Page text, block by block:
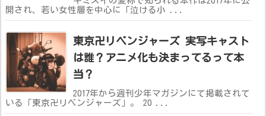
開され、若い女性層を中心に「泣ける小 ...
東京卍リベンジャーズ 実写キャスト
は誰？アニメ化も決まってるって本
当？
2017年から週刊少年マガジンにて掲載されて
いる「東京卍リベンジャーズ」。 20 ...